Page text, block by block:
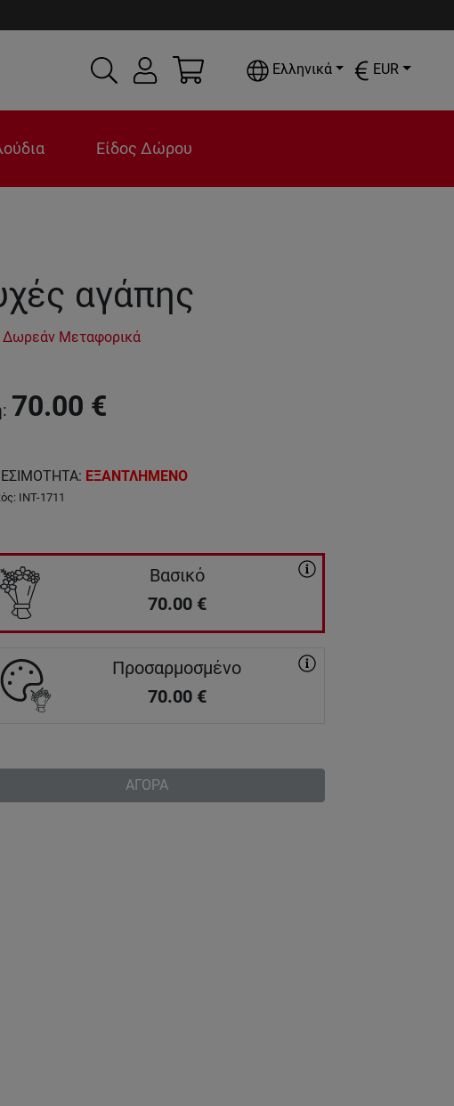
Ελληνικά EUR
Είδος Δώρου
αγάπης
Δωρεάν Μεταφορικά
: 70.00 €
: ΕΞΑΝΤΛΗΜΕΝΟ
: INT-1711
Βασικό
70.00 €
Προσαρμοσμένο
70.00 €
ΑΓΟΡΑ